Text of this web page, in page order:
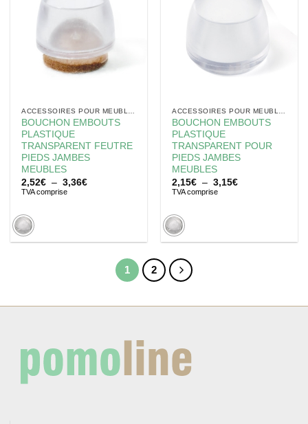
BOUCHON EMBOUTS
PLASTIQUE
TRANSPARENT FEUTRE
PIEDS JAMBES
MEUBLES
2,52€ – 3,36€Plage
TVA comprise
BOUCHON EMBOUTS
PLASTIQUE
TRANSPARENT POUR
PIEDS JAMBES
MEUBLES
2,15€ – 3,15€Plage
TVA comprise
1 2